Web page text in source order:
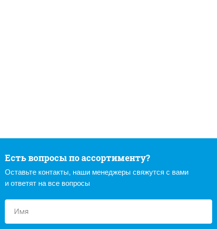
Есть вопросы по ассортименту?
Оставьте контакты, наши менеджеры свяжутся с вами
и ответят на все вопросы